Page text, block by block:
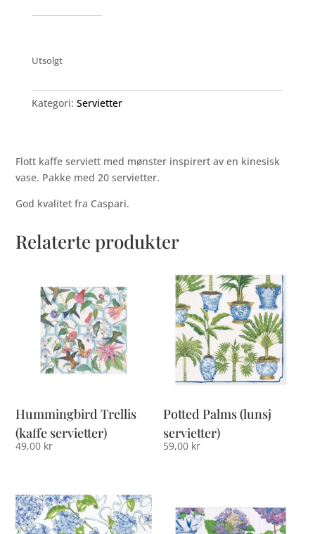
Utsolgt
Kategori: Servietter
Flott kaffe serviett med mønster inspirert av en kinesisk
vase. Pakke med 20 servietter.
God kvalitet fra Caspari.
Relaterte produkter
Hummingbird Trellis
(kaffe servietter)
49,00 kr
Potted Palms (lunsj
servietter)
59,00 kr